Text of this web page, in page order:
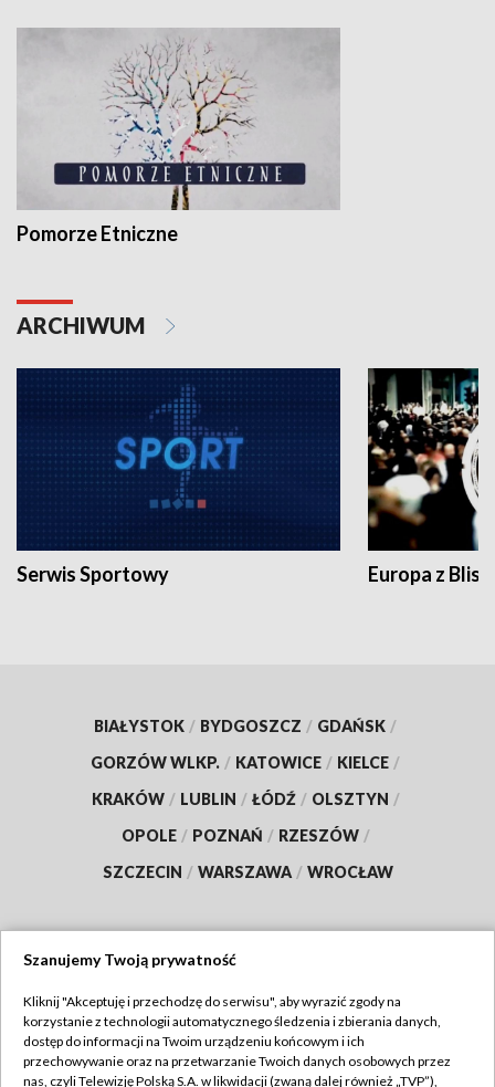
Pomorze Etniczne
ARCHIWUM
Serwis Sportowy Europa z
BIAŁYSTOK / BYDGOSZCZ / GDAŃSK /
GORZÓW WLKP. / KATOWICE / KIELCE /
KRAKÓW / LUBLIN / ŁÓDŹ / OLSZTYN /
OPOLE / POZNAŃ / RZESZÓW /
SZCZECIN / WARSZAWA / WROCŁAW
TVP
Abonament TVP
Regulamin TVP
Szanujemy Twoją prywatność
Kliknij "Akceptuję i przechodzę do serwisu", aby wyrazić zgody na
korzystanie z technologii automatycznego śledzenia i zbierania danych,
dostęp do informacji na Twoim urządzeniu końcowym i ich
przechowywanie oraz na przetwarzanie Twoich danych osobowych przez
nas, czyli Telewizję Polską S.A. w likwidacji (zwaną dalej również „TVP”),